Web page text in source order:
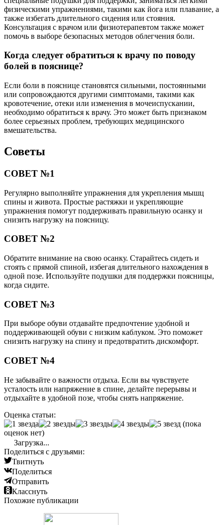
физическими упражнениями, такими как йога или плавание, а
также избегать длительного сидения или стояния.
Консультация с врачом или физиотерапевтом также может
помочь в выборе безопасных методов облегчения боли.
Когда следует обратиться к врачу по поводу
болей в пояснице?
Если боли в пояснице становятся сильными, постоянными
или сопровождаются другими симптомами, такими как
кровотечение, отеки или изменения в мочеиспускании,
необходимо обратиться к врачу. Это может быть признаком
более серьезных проблем, требующих медицинского
вмешательства.
Советы
СОВЕТ №1
Регулярно выполняйте упражнения для укрепления мышц
спины и живота. Простые растяжки и укрепляющие
упражнения помогут поддерживать правильную осанку и
снизить нагрузку на поясницу.
СОВЕТ №2
Обратите внимание на свою осанку. Старайтесь сидеть и
стоять с прямой спиной, избегая длительного нахождения в
одной позе. Используйте подушки для поддержки поясницы,
когда сидите.
СОВЕТ №3
При выборе обуви отдавайте предпочтение удобной и
поддерживающей обуви с низким каблуком. Это поможет
снизить нагрузку на спину и предотвратить дискомфорт.
СОВЕТ №4
Не забывайте о важности отдыха. Если вы чувствуете
усталость или напряжение в спине, делайте перерывы и
отдыхайте в удобной позе, чтобы снять напряжение.
Оценка статьи:
(пока
оценок нет)
Загрузка...
Поделиться с друзьями:
Твитнуть
Поделиться
Отправить
Класснуть
Похожие публикации